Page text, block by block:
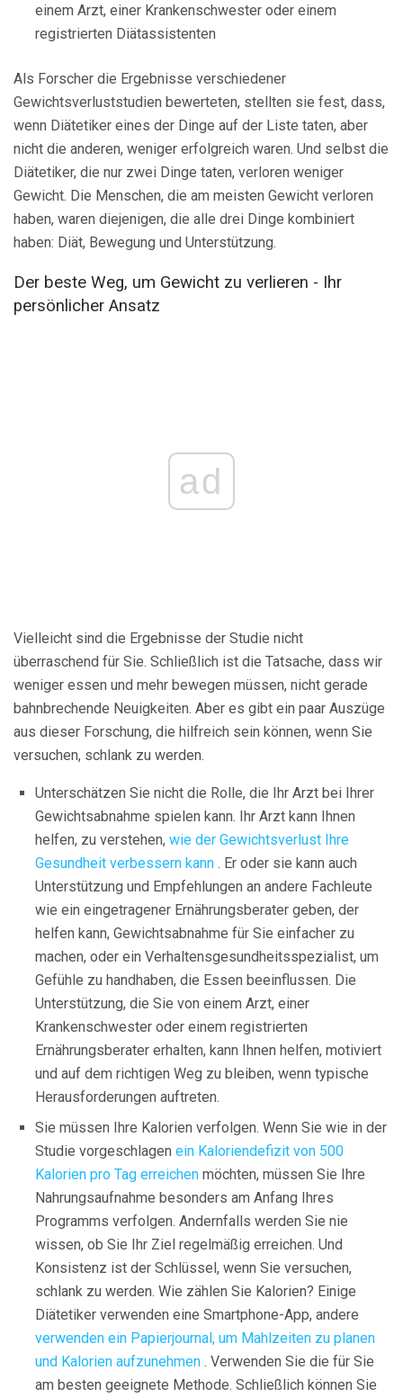
einem Arzt, einer Krankenschwester oder einem
registrierten Diätassistenten
Als Forscher die Ergebnisse verschiedener
Gewichtsverluststudien bewerteten, stellten sie fest, dass,
wenn Diätetiker eines der Dinge auf der Liste taten, aber
nicht die anderen, weniger erfolgreich waren. Und selbst die
Diätetiker, die nur zwei Dinge taten, verloren weniger
Gewicht. Die Menschen, die am meisten Gewicht verloren
haben, waren diejenigen, die alle drei Dinge kombiniert
haben: Diät, Bewegung und Unterstützung.
Der beste Weg, um Gewicht zu verlieren - Ihr
persönlicher Ansatz
ad
Vielleicht sind die Ergebnisse der Studie nicht
überraschend für Sie. Schließlich ist die Tatsache, dass wir
weniger essen und mehr bewegen müssen, nicht gerade
bahnbrechende Neuigkeiten. Aber es gibt ein paar Auszüge
aus dieser Forschung, die hilfreich sein können, wenn Sie
versuchen, schlank zu werden.
Unterschätzen Sie nicht die Rolle, die Ihr Arzt bei Ihrer
Gewichtsabnahme spielen kann. Ihr Arzt kann Ihnen
helfen, zu verstehen, wie der Gewichtsverlust Ihre
Gesundheit verbessern kann . Er oder sie kann auch
Unterstützung und Empfehlungen an andere Fachleute
wie ein eingetragener Ernährungsberater geben, der
helfen kann, Gewichtsabnahme für Sie einfacher zu
machen, oder ein Verhaltensgesundheitsspezialist, um
Gefühle zu handhaben, die Essen beeinflussen. Die
Unterstützung, die Sie von einem Arzt, einer
Krankenschwester oder einem registrierten
Ernährungsberater erhalten, kann Ihnen helfen, motiviert
und auf dem richtigen Weg zu bleiben, wenn typische
Herausforderungen auftreten.
Sie müssen Ihre Kalorien verfolgen. Wenn Sie wie in der
Studie vorgeschlagen ein Kaloriendefizit von 500
Kalorien pro Tag erreichen möchten, müssen Sie Ihre
Nahrungsaufnahme besonders am Anfang Ihres
Programms verfolgen. Andernfalls werden Sie nie
wissen, ob Sie Ihr Ziel regelmäßig erreichen. Und
Konsistenz ist der Schlüssel, wenn Sie versuchen,
schlank zu werden. Wie zählen Sie Kalorien? Einige
Diätetiker verwenden eine Smartphone-App, andere
verwenden ein Papierjournal, um Mahlzeiten zu planen
und Kalorien aufzunehmen . Verwenden Sie die für Sie
am besten geeignete Methode. Schließlich können Sie